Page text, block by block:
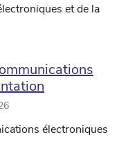
et de la
électroniques